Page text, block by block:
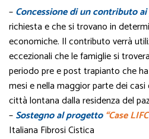
–Concessione di un contributo
richiesta e che si trovano in
economiche. Il contributo verrà
eccezionali che le famiglie si
periodo pre e post trapianto che
mesi e nella maggior parte dei
città lontana dalla residenza del
–Sostegno al progetto “Case
Italiana Fibrosi Cistica